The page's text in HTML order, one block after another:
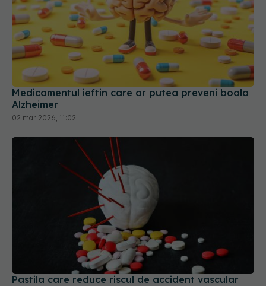
Medicamentul ieftin care ar putea preveni boala
Alzheimer
02 mar 2026, 11:02
Pastila care reduce riscul de accident vascular
cerebral fără să provoace sângerări
22 apr 2026, 10:48